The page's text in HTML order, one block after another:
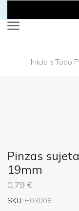
Inicio Todo
Pinzas
19mm
0,79 €
SKU: H03008